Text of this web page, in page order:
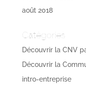
août 2018
Catégories
Découvrir la CNV
Découvrir la
intro-entreprise